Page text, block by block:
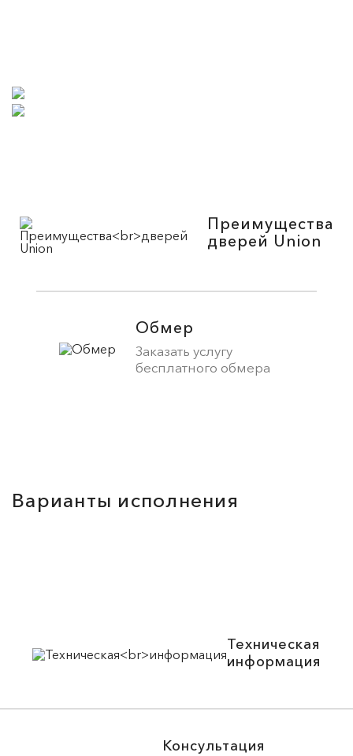
Преимущества
дверей Union
Обмер
Заказать услугу
бесплатного обмера
Варианты исполнения
Техническая
информация
Консультация